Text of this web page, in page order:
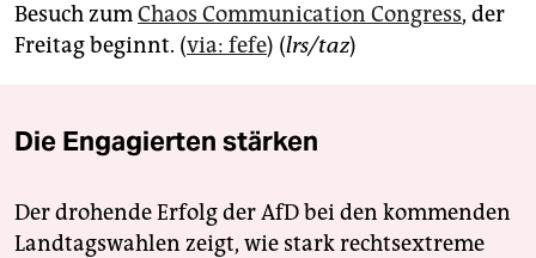
nord
verlag
veranstaltungen
Besuch zumChaos Communication Congress, der
Freitag beginnt. (via: fefe) (lrs/taz)
Die Engagierten stärken
Der drohende Erfolg der AfD bei den kommenden
Landtagswahlen zeigt, wie stark rechtsextreme